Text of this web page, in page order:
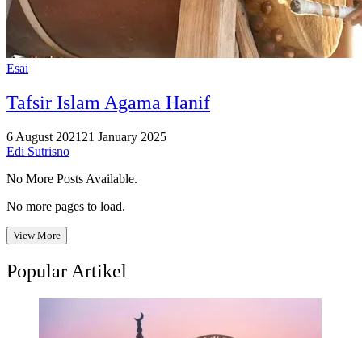
Esai
Tafsir Islam Agama Hanif
6 August 2021 21 January 2025
Edi Sutrisno
No More Posts Available.
No more pages to load.
View More
Popular Artikel